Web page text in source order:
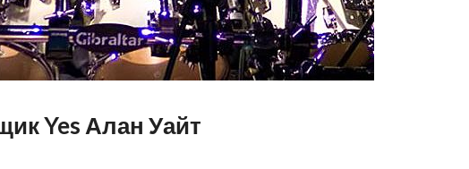
Yes Алан Уайт